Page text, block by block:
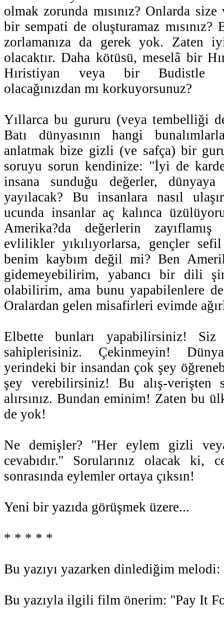
olmak zorunda mısınız? Onlarda
bir sempati de oluşturamaz
zorlamanıza da gerek yok. Zaten
olacaktır. Daha kötüsü, meselâ bir
Hıristiyan veya bir Budistle
olacağınızdan mı korkuyorsunuz?
Yıllarca bu gururu (veya tembelliği
Batı dünyasının hangi
anlatmak bize gizli (ve safça) bir
soruyu sorun kendinize: ''İyi de
insana sunduğu değerler,
yayılacak? Bu insanlara nasıl
ucunda insanlar aç kalınca
Amerika?da değerlerin zayıflamış
evlilikler yıkılıyorlarsa, gençler
benim kaybım değil mi? Ben
gidemeyebilirim, yabancı bir dili
olabilirim, ama bunu yapabilenlere
Oralardan gelen misafirleri evimde
Elbette bunları yapabilirsiniz! Siz
sahiplerisiniz. Çekinmeyin!
yerindeki bir insandan çok şey
şey verebilirsiniz! Bu alış-
alırsınız. Bundan eminim! Zaten bu
de yok!
Ne demişler? ''Her eylem gizli
cevabıdır.'' Sorularınız olacak ki,
sonrasında eylemler ortaya çıksın!
Yeni bir yazıda görüşmek üzere...
* * * * *
Bu yazıyı yazarken dinlediğim
Bu yazıyla ilgili film önerim: ''Pay It